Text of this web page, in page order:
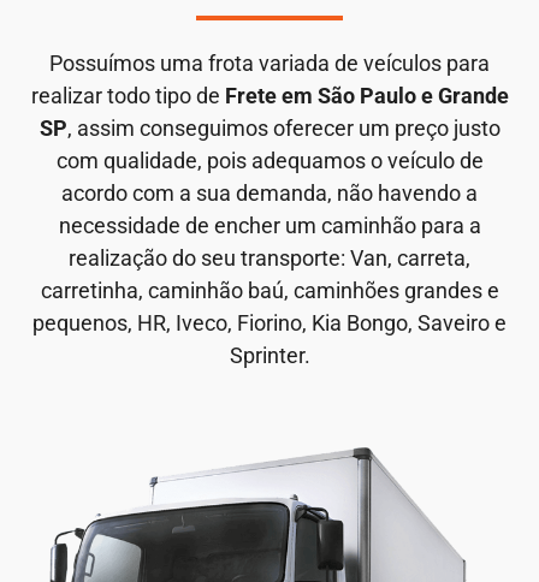
Possuímos uma frota variada de veículos para
realizar todo tipo de Frete em São Paulo e Grande
SP, assim conseguimos oferecer um preço justo
com qualidade, pois adequamos o veículo de
acordo com a sua demanda, não havendo a
necessidade de encher um caminhão para a
realização do seu transporte: Van, carreta,
carretinha, caminhão baú, caminhões grandes e
pequenos, HR, Iveco, Fiorino, Kia Bongo, Saveiro e
Sprinter.